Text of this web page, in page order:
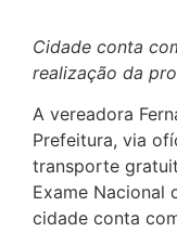
Cidade conta
realização da
A vereadora
Prefeitura, via
transporte
Exame Nacional
cidade conta